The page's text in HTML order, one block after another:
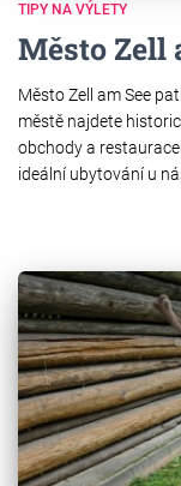
TIPY NA VÝLETY
Město Zell
Město Zell am See
městě najdete
obchody a
ideální ubytování u